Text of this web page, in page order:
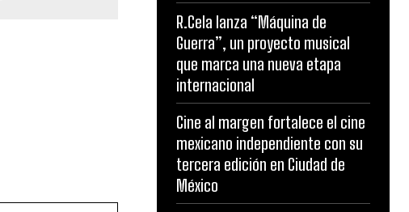
R.Cela lanza “Máquina de
Guerra”, un proyecto musical
que marca una nueva etapa
internacional
Cine al margen fortalece el cine
mexicano independiente con su
tercera edición en Ciudad de
México